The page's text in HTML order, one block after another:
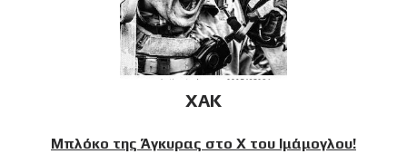
XAK
Μπλόκο της Άγκυρας στο X του Ιμάμογλου!